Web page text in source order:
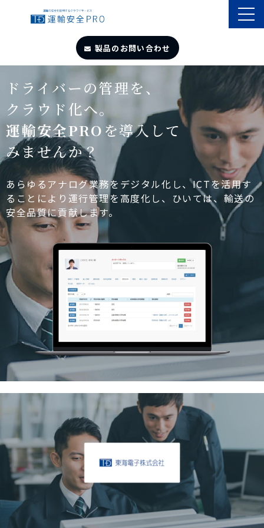
製品のお問い合わせ
TOP
導入事例
製品・サービス
自動点呼
遠隔点呼
お役立ちサイト
ドライバーの管理を、
クラウド化へ。
運輸安全PRO を導入して
みませんか？
あらゆるアナログ業務をデジタル化し、ICTを活用す
ることにより運行管理を高度化し、ひいては、輸送の
安全品質に貢献します。